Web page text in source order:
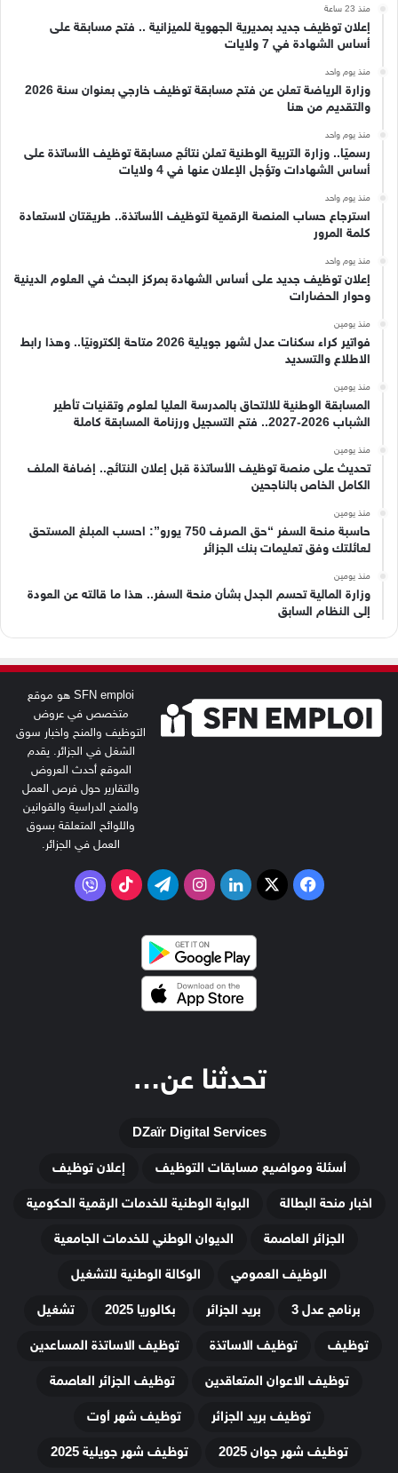
منذ 23 ساعة
إعلان توظيف جديد بمديرية الجهوية للميزانية .. فتح مسابقة على
أساس الشهادة في 7 ولايات
منذ يوم واحد
وزارة الرياضة تعلن عن فتح مسابقة توظيف خارجي بعنوان سنة 2026
والتقديم من هنا
منذ يوم واحد
رسميًا.. وزارة التربية الوطنية تعلن نتائج مسابقة توظيف الأساتذة على
أساس الشهادات وتؤجل الإعلان عنها في 4 ولايات
منذ يوم واحد
استرجاع حساب المنصة الرقمية لتوظيف الأساتذة.. طريقتان لاستعادة
كلمة المرور
منذ يوم واحد
إعلان توظيف جديد على أساس الشهادة بمركز البحث في العلوم الدينية
وحوار الحضارات
منذ يومين
فواتير كراء سكنات عدل لشهر جويلية 2026 متاحة إلكترونيًا.. وهذا رابط
الاطلاع والتسديد
منذ يومين
المسابقة الوطنية للالتحاق بالمدرسة العليا لعلوم وتقنيات تأطير
الشباب 2026-2027.. فتح التسجيل ورزنامة المسابقة كاملة
منذ يومين
تحديث على منصة توظيف الأساتذة قبل إعلان النتائج.. إضافة الملف
الكامل الخاص بالناجحين
منذ يومين
حاسبة منحة السفر “حق الصرف 750 يورو”: احسب المبلغ المستحق
لعائلتك وفق تعليمات بنك الجزائر
منذ يومين
وزارة المالية تحسم الجدل بشأن منحة السفر.. هذا ما قالته عن العودة
إلى النظام السابق
SFN emploi هو موقع
متخصص في عروض
التوظيف والمنح واخبار سوق
الشغل في الجزائر. يقدم
الموقع أحدث العروض
والتقارير حول فرص العمل
والمنح الدراسية والقوانين
واللوائح المتعلقة بسوق
العمل في الجزائر.
فيسبوك
‫X لينكدإنانستقرامتيلقرام‫TikTokفايبر
تحدثنا عن…
DZaïr Digital Services
أسئلة ومواضيع مسابقات التوظيف
إعلان توظيف
اخبار منحة البطالة
البوابة الوطنية للخدمات الرقمية الحكومية
الجزائر العاصمة
الديوان الوطني للخدمات الجامعية
الوظيف العمومي
الوكالة الوطنية للتشغيل
برنامج عدل 3
بريد الجزائر بكالوريا 2025
تشغيل
توظيف
توظيف الاساتذة
توظيف الاساتذة المساعدين
توظيف الاعوان المتعاقدين
توظيف الجزائر العاصمة
توظيف بريد الجزائر
توظيف شهر أوت
توظيف شهر جوان 2025
توظيف شهر جويلية 2025